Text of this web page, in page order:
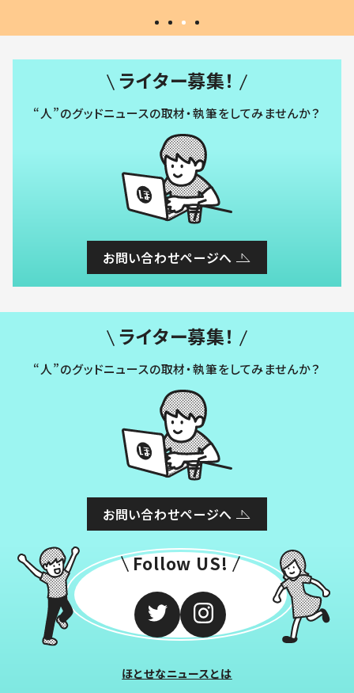
ライター募集！
“人”のグッドニュースの取材・執筆をしてみませんか？
お問い合わせページへ
ライター募集！
“人”のグッドニュースの取材・執筆をしてみませんか？
お問い合わせページへ
Follow US!
ほとせなニュースとは